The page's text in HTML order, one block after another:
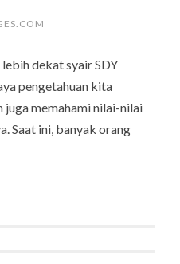
lebih dekat syair SDY
pengetahuan kita
juga memahami nilai-nilai
Saat ini, banyak orang